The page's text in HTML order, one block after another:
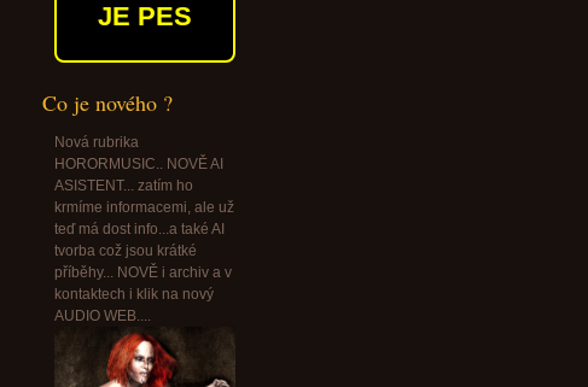
JE PES
Co je nového ?
Nová rubrika
HORORMUSIC.. NOVĚ AI
ASISTENT... zatím ho
krmíme informacemi, ale už
teď má dost info...a také AI
tvorba což jsou krátké
příběhy... NOVĚ i archiv a v
kontaktech i klik na nový
AUDIO WEB....